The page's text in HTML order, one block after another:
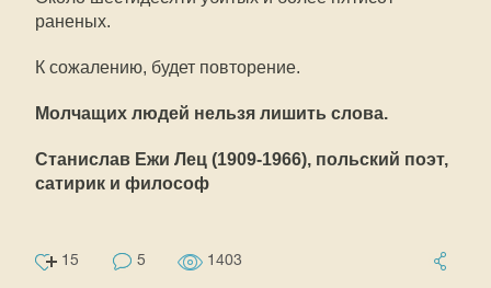
раненых.
К сожалению, будет повторение.
Молчащих людей нельзя лишить слова.
Станислав Ежи Лец (1909-1966), польский поэт,
сатирик и философ
15 5 1403